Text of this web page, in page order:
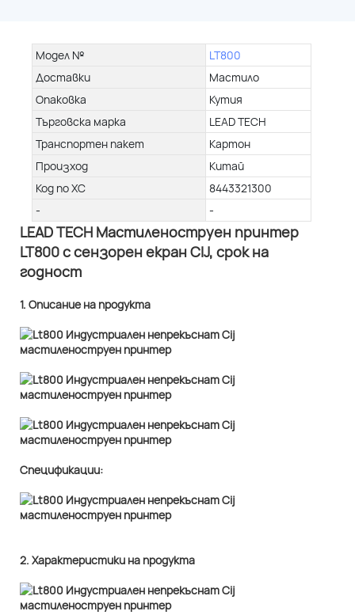
Модел №
LT800
Доставки
Мастило
Опаковка
Кутия
Търговска марка
LEAD TECH
Транспортен пакет
Картон
Произход
Китай
Код по ХС
8443321300
-
-
LEAD TECH Мастиленоструен принтер
LT800 с сензорен екран CIJ, срок на
годност
1. Описание на продукта
Спецификации:
2. Характеристики на продукта